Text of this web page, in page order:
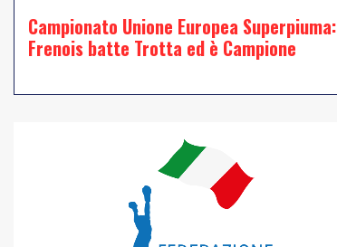
Campionato Unione Europea Superpiuma:
Frenois batte Trotta ed è Campione